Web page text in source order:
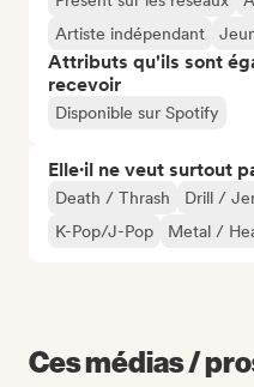
Artiste indépendant
Attributs qu'ils sont
recevoir
Disponible sur Spotify
Elle·il ne veut surtout
Death / Thrash Drill /
K-Pop/J-Pop
Metal /
Ces médias /